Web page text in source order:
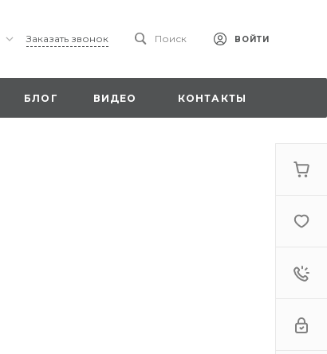
Заказать звонок Поиск ВОЙТИ
БЛОГ ВИДЕО КОНТАКТЫ